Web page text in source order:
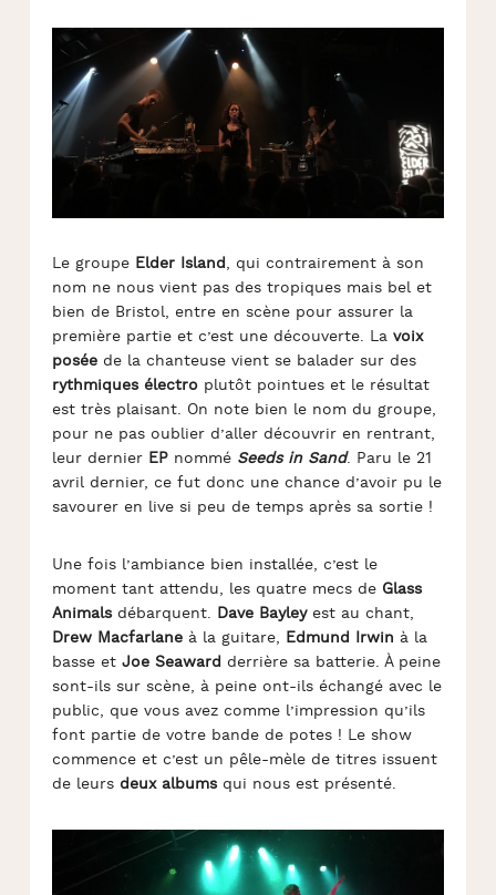
Le groupe Elder Island, qui contrairement à son
nom ne nous vient pas des tropiques mais bel et
bien de Bristol, entre en scène pour assurer la
première partie et c’est une découverte. La voix
poséede la chanteuse vient se balader sur des
rythmiques électroplutôt pointues et le résultat
est très plaisant. On note bien le nom du groupe,
pour ne pas oublier d’aller découvrir en rentrant,
leur dernier EPnommé Seeds in Sand. Paru le 21
avril dernier, ce fut donc une chance d’avoir pu le
savourer en live si peu de temps après sa sortie !
Une fois l’ambiance bien installée, c’est le
moment tant attendu, les quatre mecs de Glass
Animalsdébarquent. Dave Bayleyest au chant,
Drew Macfarlaneà la guitare, Edmund Irwin à la
basse et Joe Seaward derrière sa batterie. À peine
sont-ils sur scène, à peine ont-ils échangé avec le
public, que vous avez comme l’impression qu’ils
font partie de votre bande de potes ! Le show
commence et c’est un pêle-mèle de titres issuent
de leurs deux albumsqui nous est présenté.